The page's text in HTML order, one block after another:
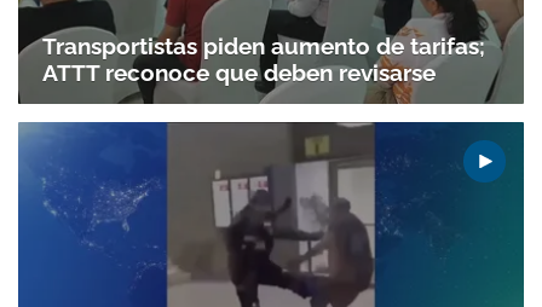
Transportistas piden aumento de tarifas;
ATTT reconoce que deben revisarse